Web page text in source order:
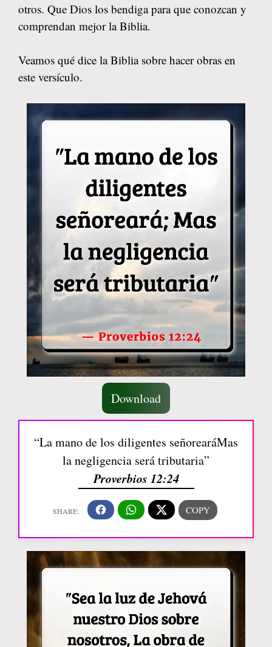
otros. Que Dios los bendiga para que conozcan y
comprendan mejor la Biblia.
Veamos qué dice la Biblia sobre hacer obras en
este versículo.
Download
“La mano de los diligentes señorearáMas
la negligencia será tributaria”
Proverbios 12:24